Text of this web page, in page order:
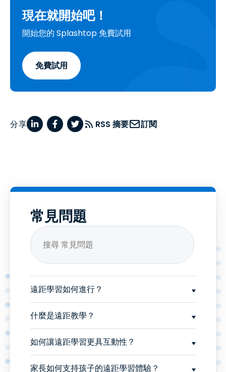
現在就開始吧！
開始您的 Splashtop 免費試用
免費試用
分享 RSS 摘要 訂閱
常見問題
遠距學習如何進行？
什麼是遠距教學？
如何讓遠距學習更具互動性？
家長如何支持孩子的遠距學習體驗？